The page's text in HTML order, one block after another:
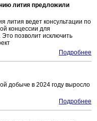
лития предложили
лития ведет консультации по
концессии для
позволит исключить
Подробнее
добыче в 2024 году выросло
Подробнее